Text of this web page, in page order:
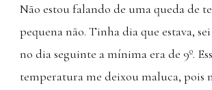
Não estou falando de uma queda de
pequena não. Tinha dia que estava, sei
no dia seguinte a mínima era de 9º.
temperatura me deixou maluca, pois